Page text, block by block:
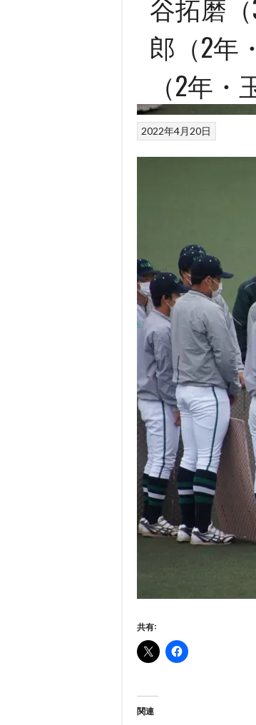
谷拓磨
郎（2年
（2年・
2022年4月20日
共有:
関連